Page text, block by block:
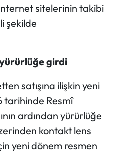
sitelerinin takibi
şekilde
girdi
satışına ilişkin yeni
tarihinde Resmî
ardından yürürlüğe
kontakt lens
yeni dönem resmen